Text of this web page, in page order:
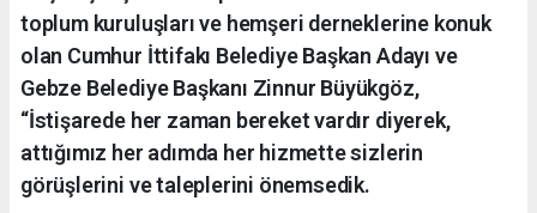
toplum kuruluşları ve hemşeri derneklerine konuk
olan Cumhur İttifakı Belediye Başkan Adayı ve
Gebze Belediye Başkanı Zinnur Büyükgöz,
“İstişarede her zaman bereket vardır diyerek,
attığımız her adımda her hizmette sizlerin
görüşlerini ve taleplerini önemsedik.